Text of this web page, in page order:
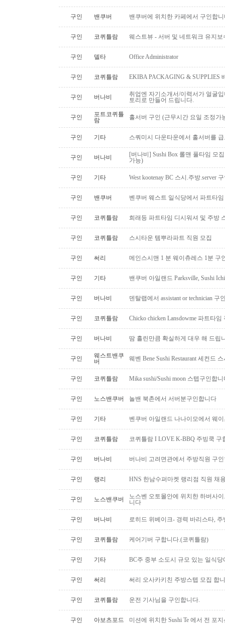
구인 밴쿠버 밴쿠버에 위치한 카페에서 구인합
구인 코퀴틀람 웨스트뷰 - 서버 및 네트워크 유지보
구인 델타 Office Administrator
구인 코퀴틀람 EKIBA PACKAGING & SUPPLIES
구인 버나비
취업엔 자기소개서/이력서가 얼굴
토리로 만들어 드립니다.
구인
포트코퀴틀
람
홀서버 구인 (근무시간 요일 조정가
구인 기타 스쿼미시 다운타운에서 홀서버를
구인 버나비
[버나비] Sushi Box 롤맨 풀타임 모
가능)
구인 기타 West kootenay BC 스시.주방.server
구인 밴쿠버 벤쿠버 웨스트 일식당에서 파트타
구인 코퀴틀람 희래등 파트타임 디시워셔 및 주방
구인 코퀴틀람 스시타운 템뿌라파트 직원 모집
구인 써리 메인스시맨 1 분 웨이츄레스 1분 구
구인 기타 밴쿠버 아일랜드 Parksville, Sushi
구인 버나비 덴탈랩에서 assistant or technician 구
구인 코퀴틀람 Chicko chicken Lansdowme 파트타
구인 버나비 땀 흘린만큼 확실하게 대우 해 드립
구인
웨스트밴쿠
버
웨벤 Bene Sushi Restaurant 세컨드
구인 코퀴틀람 Mika sushi/Sushi moon 스텝구인합
구인 노스밴쿠버 놀밴 북촌에서 서버분구인합니다
구인 기타 벤쿠버 아일랜드 나나이모에서 웨
구인 코퀴틀람 코퀴틀람 I LOVE K-BBQ 주빙쿡 구
구인 버나비 버나비 고려면관에서 주방직원 구
구인 랭리 HNS 한남수퍼마켓 랭리점 직원 채
구인 노스밴쿠버
노스벤 오토몰안에 위치한 하버사
니다
구인 버나비 로히드 위베이크- 경력 바리스타, 주
구인 코퀴틀람 케어기버 구합니다.(코퀴틀람)
구인 기타 BC주 중부 소도시 규모 있는 일식
구인 써리 써리 오사카키친 주방스텝 모집 합
구인 코퀴틀람 운전 기사님을 구인합니다.
구인 아보츠포드 미션에 위치한 Sushi Te 에서 전 포